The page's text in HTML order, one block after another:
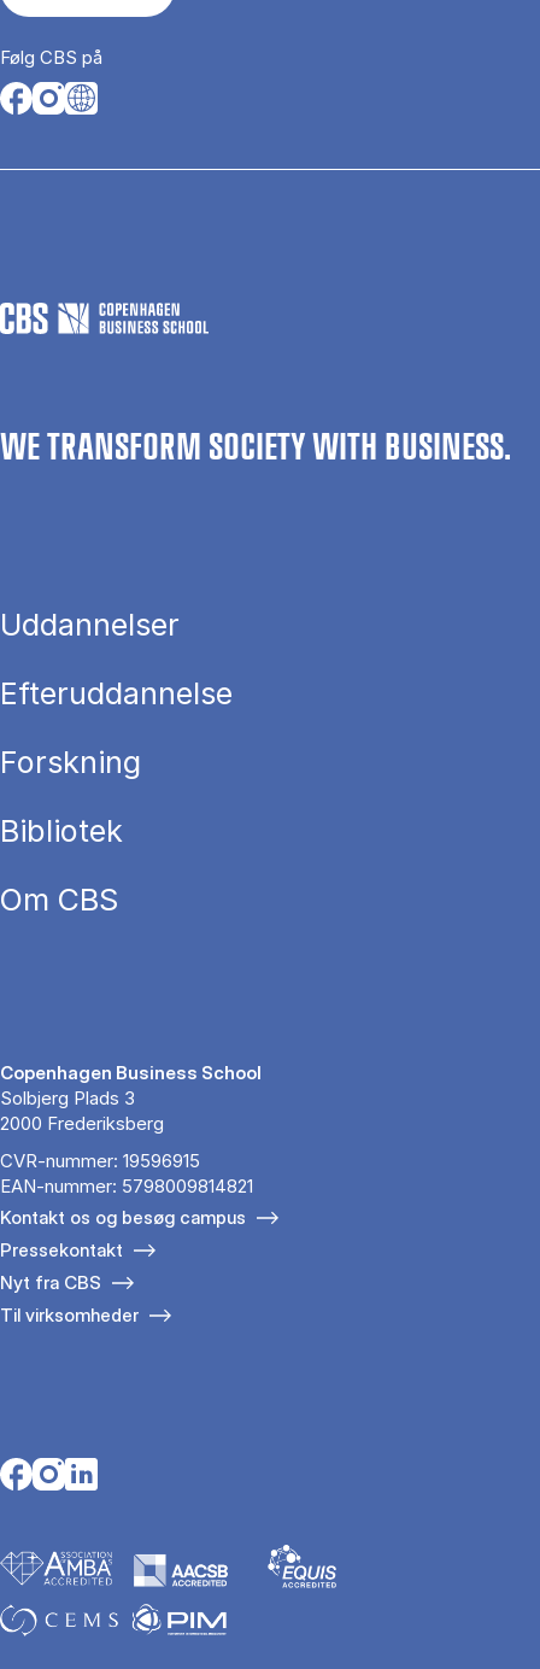
Følg CBS på
Opens in a new tab
Opens in a new tab
Opens in a new tab
WE TRANSFORM SOCIETY WITH BUSINESS.
Uddannelser
Efteruddannelse
Forskning
Bibliotek
Om CBS
Copenhagen Business School
Solbjerg Plads 3
2000 Frederiksberg
CVR-nummer: 19596915
EAN-nummer: 5798009814821
Kontakt os og besøg campus
Pressekontakt
Nyt fra CBS
Til virksomheder
Opens in a new tab
Opens in a new tab
Opens in a new tab